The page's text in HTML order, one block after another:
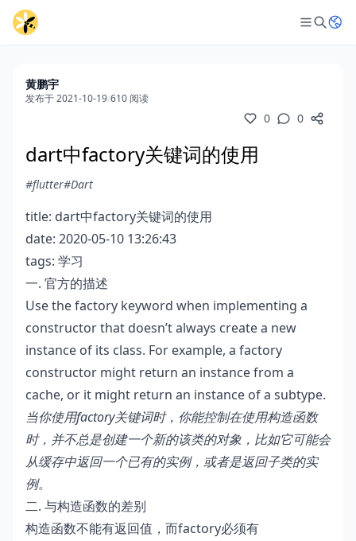
黄鹏宇
发布于 2021-10-19/610 阅读
0 0
dart中factory关键词的使用
#flutter#Dart
title: dart中factory关键词的使用
date: 2020-05-10 13:26:43
tags: 学习
一. 官方的描述
Use the factory keyword when implementing a
constructor that doesn’t always create a new
instance of its class. For example, a factory
constructor might return an instance from a
cache, or it might return an instance of a subtype.
当你使用factory关键词时，你能控制在使用构造函数
时，并不总是创建一个新的该类的对象，比如它可能会
从缓存中返回一个已有的实例，或者是返回子类的实
例。
二. 与构造函数的差别
构造函数不能有返回值，而factory必须有